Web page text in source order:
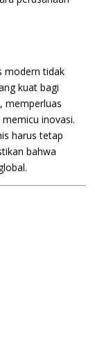
modern tidak
kuat bagi
memperluas
inovasi.
harus tetap
bahwa